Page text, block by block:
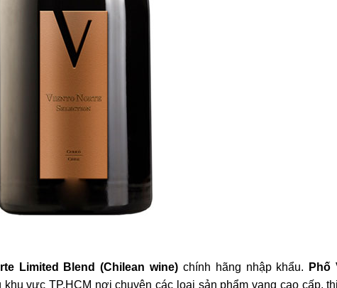
Limited Blend (Chilean wine) chính hãng nhập khẩu.
Phố
vực TP.HCM nơi chuyên các loại sản phẩm vang cao cấp,